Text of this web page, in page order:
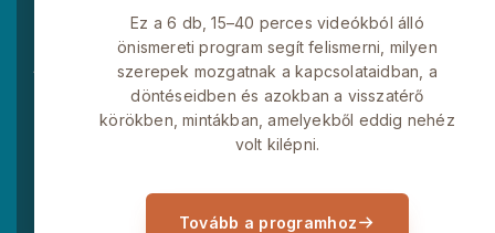
Ez a 6 db, 15–40 perces videókból álló
önismereti program segít felismerni, milyen
szerepek mozgatnak a kapcsolataidban, a
döntéseidben és azokban a visszatérő
körökben, mintákban, amelyekből eddig nehéz
volt kilépni.
Tovább a programhoz
Amennyiben a rendelővel kapcsolatban keres minket,
íron nekünk: